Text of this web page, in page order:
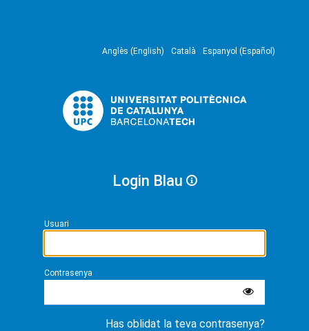
Anglès (English) Català Espanyol (Español)
Login Blau
Usuari
Contrasenya
Has oblidat la teva contrasenya?